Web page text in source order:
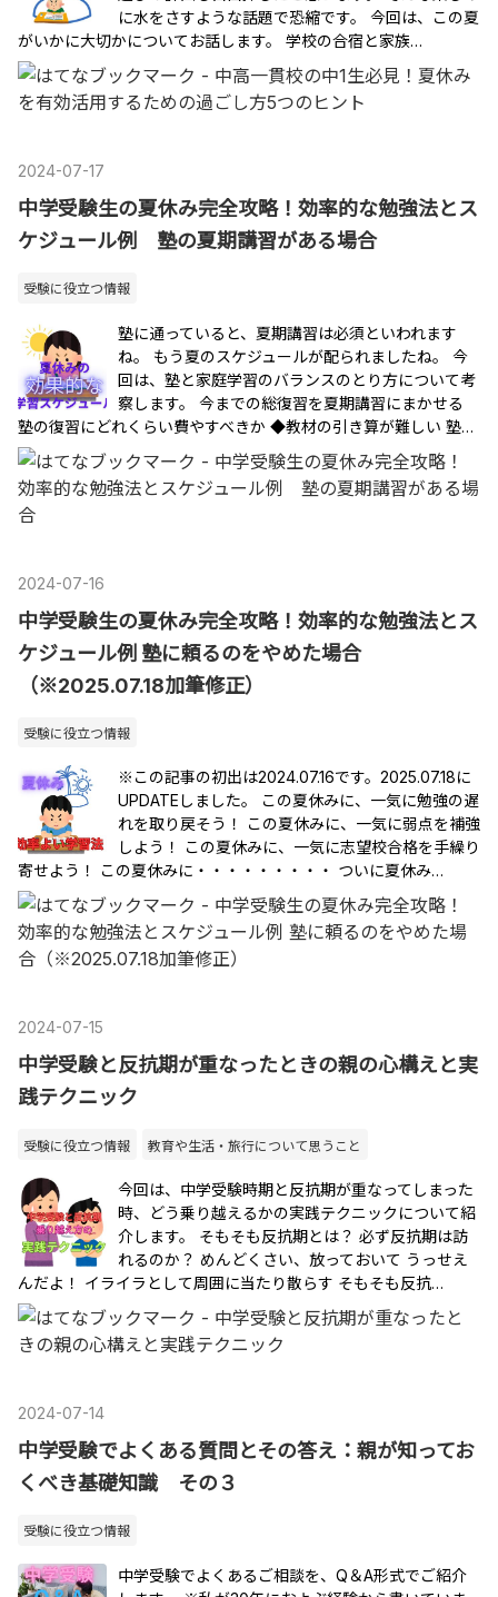
に水をさすような話題で恐縮です。 今回は、この夏
がいかに大切かについてお話します。 学校の合宿と家族…
2024-07-17
中学受験生の夏休み完全攻略！効率的な勉強法とス
ケジュール例 塾の夏期講習がある場合
受験に役立つ情報
塾に通っていると、夏期講習は必須といわれます
ね。 もう夏のスケジュールが配られましたね。 今
回は、塾と家庭学習のバランスのとり方について考
察します。 今までの総復習を夏期講習にまかせる
塾の復習にどれくらい費やすべきか ◆教材の引き算が難しい 塾…
2024-07-16
中学受験生の夏休み完全攻略！効率的な勉強法とス
ケジュール例 塾に頼るのをやめた場合
（※2025.07.18加筆修正）
受験に役立つ情報
※この記事の初出は2024.07.16です。2025.07.18に
UPDATEしました。 この夏休みに、一気に勉強の遅
れを取り戻そう！ この夏休みに、一気に弱点を補強
しよう！ この夏休みに、一気に志望校合格を手繰り
寄せよう！ この夏休みに・・・・・・・・・ ついに夏休み…
2024-07-15
中学受験と反抗期が重なったときの親の心構えと実
践テクニック
受験に役立つ情報 教育や生活・旅行について思うこと
今回は、中学受験時期と反抗期が重なってしまった
時、どう乗り越えるかの実践テクニックについて紹
介します。 そもそも反抗期とは？ 必ず反抗期は訪
れるのか？ めんどくさい、放っておいて うっせえ
んだよ！ イライラとして周囲に当たり散らす そもそも反抗…
2024-07-14
中学受験でよくある質問とその答え：親が知ってお
くべき基礎知識 その３
受験に役立つ情報
中学受験でよくあるご相談を、Q＆A形式でご紹介